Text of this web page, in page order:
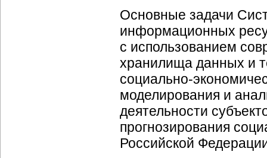
Основные задачи
информационных
с использованием
хранилища данных и
социально-
моделирования и
деятельности
прогнозирования
Российской